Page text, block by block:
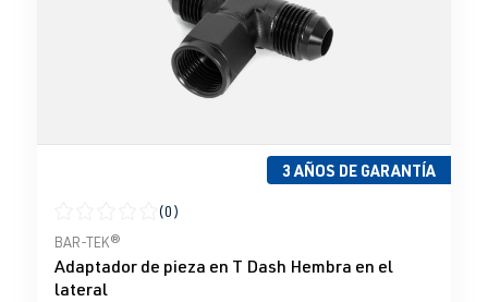
3 AÑOS DE GARANTÍA
Calificación promedio de 0 de 5 estrellas
(0)
BAR-TEK®
Adaptador de pieza en T Dash Hembra en el
lateral